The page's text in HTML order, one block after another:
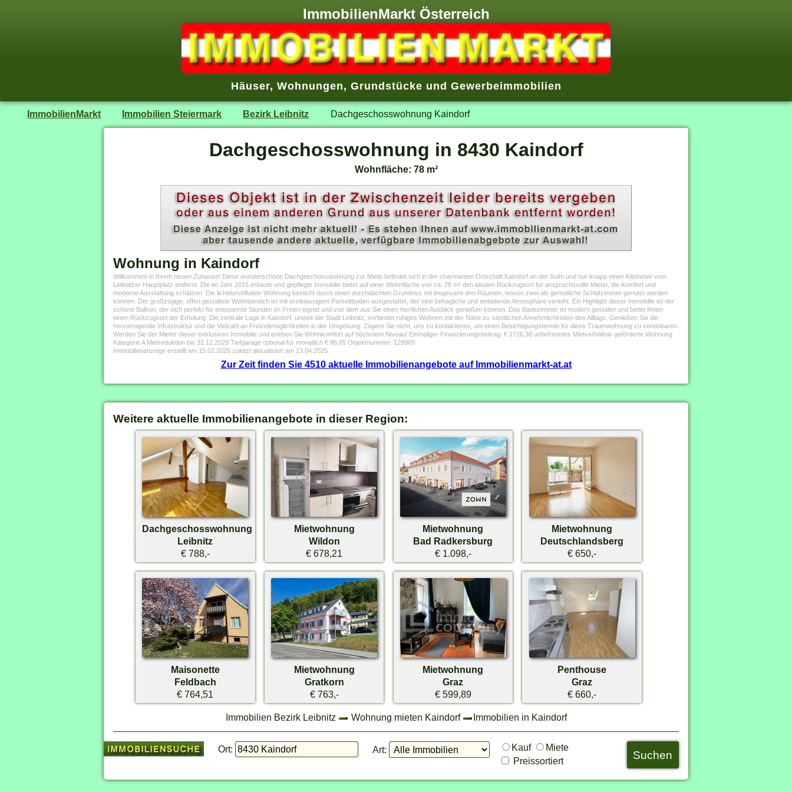
ImmobilienMarkt Österreich
Häuser, Wohnungen, Grundstücke und Gewerbeimmobilien
ImmobilienMarkt Immobilien Steiermark Bezirk Leibnitz Dachgeschosswohnung Kaindorf
Dachgeschosswohnung in 8430 Kaindorf
Wohnfläche: 78 m²
Wohnung in Kaindorf
Willkommen in Ihrem neuen Zuhause! Diese wunderschöne Dachgeschosswohnung zur Miete befindet sich in der charmanten Ortschaft Kaindorf an der Sulm und nur knapp einen Kilometer vom
Leibnitzer Hauptplatz entfernt. Die im Jahr 2015 erbaute und gepflegte Immobilie bietet auf einer Wohnfläche von ca. 78 m² den idealen Rückzugsort für anspruchsvolle Mieter, die Komfort und
moderne Ausstattung schätzen. Die lichtdurchflutete Wohnung besticht durch einen durchdachten Grundriss mit insgesamt drei Räumen, wovon zwei als gemütliche Schlafzimmer genutzt werden
können. Der großzügige, offen gestaltete Wohnbereich ist mit erstklassigem Parkettboden ausgestattet, der eine behagliche und einladende Atmosphäre verleiht. Ein Highlight dieser Immobilie ist der
schöne Balkon, der sich perfekt für entspannte Stunden im Freien eignet und von dem aus Sie einen herrlichen Ausblick genießen können. Das Badezimmer ist modern gestaltet und bietet Ihnen
einen Rückzugsort der Erholung. Die zentrale Lage in Kaindorf, unweit der Stadt Leibnitz, verbindet ruhiges Wohnen mit der Nähe zu sämtlichen Annehmlichkeiten des Alltags. Genießen Sie die
hervorragende Infrastruktur und die Vielzahl an Freizeitmöglichkeiten in der Umgebung. Zögern Sie nicht, uns zu kontaktieren, um einen Besichtigungstermin für diese Traumwohnung zu vereinbaren.
Werden Sie der Mieter dieser exklusiven Immobilie und erleben Sie Wohnkomfort auf höchstem Niveau! Einmaliger Finanzierungsbeitrag: € 2726,38 unbefristetes Mietverhältnis geförderte Wohnung
Kategorie A Mietreduktion bis 31.12.2029 Tiefgarage optional für monatlich € 86,65 Objektnummer: 129969
Immobilienanzeige erstellt am 15.02.2025 zuletzt aktualisiert am 13.04.2025.
Zur Zeit finden Sie 4510 aktuelle Immobilienangebote auf Immobilienmarkt-at.at
Weitere aktuelle Immobilienangebote in dieser Region:
Dachgeschosswohnung
Leibnitz
€ 788,-
Mietwohnung
Wildon
€ 678,21
Mietwohnung
Bad Radkersburg
€ 1.098,-
Mietwohnung
Deutschlandsberg
€ 650,-
Maisonette
Feldbach
€ 764,51
Mietwohnung
Gratkorn
€ 763,-
Mietwohnung
Graz
€ 599,89
Penthouse
Graz
€ 660,-
Immobilien Bezirk Leibnitz Wohnung mieten Kaindorf Immobilien in Kaindorf
Ort: Art: Kauf
Miete
Preissortiert